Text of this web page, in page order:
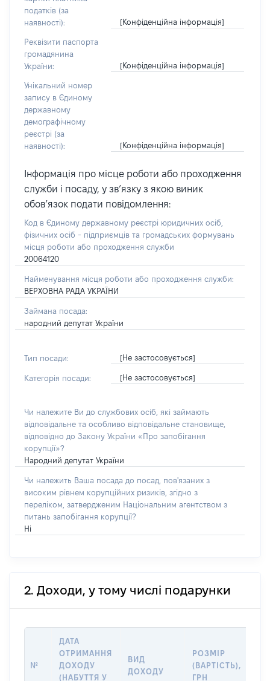
податків (за
наявності):
[Конфіденційна інформація]
Реквізити паспорта
громадянина
України:
[Конфіденційна інформація]
Унікальний номер
запису в Єдиному
державному
демографічному
реєстрі (за
наявності):
[Конфіденційна інформація]
Інформація про місце роботи або проходження
служби і посаду, у зв’язку з якою виник
обов’язок подати повідомлення:
Код в Єдиному державному реєстрі юридичних осіб,
фізичних осіб - підприємців та громадських формувань
місця роботи або проходження служби
20064120
Найменування місця роботи або проходження служби:
ВЕРХОВНА РАДА УКРАЇНИ
Займана посада:
народний депутат України
Тип посади: [Не застосовується]
Категорія посади: [Не застосовується]
Чи належите Ви до службових осіб, які займають
відповідальне та особливо відповідальне становище,
відповідно до Закону України «Про запобігання
корупції»?
Народний депутат України
Чи належить Ваша посада до посад, пов'язаних з
високим рівнем корупційних ризиків, згідно з
переліком, затвердженим Національним агентством з
питань запобігання корупції?
Ні
2. Доходи, у тому числі подарунки
№
ДАТА
ОТРИМАННЯ
ДОХОДУ
(НАБУТТЯ У
ВИД
ДОХОДУ
РОЗМІР
(ВАРТІСТЬ),
ГРН